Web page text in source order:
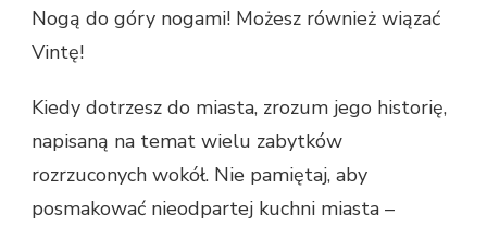
Nogą do góry nogami! Możesz również wiązać
Vintę!
Kiedy dotrzesz do miasta, zrozum jego historię,
napisaną na temat wielu zabytków
rozrzuconych wokół. Nie pamiętaj, aby
posmakować nieodpartej kuchni miasta –